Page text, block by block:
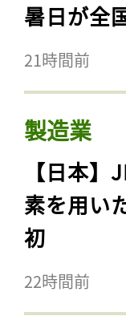
暑日が全
21時間前
製造業
【日本
素を用い
初
22時間前